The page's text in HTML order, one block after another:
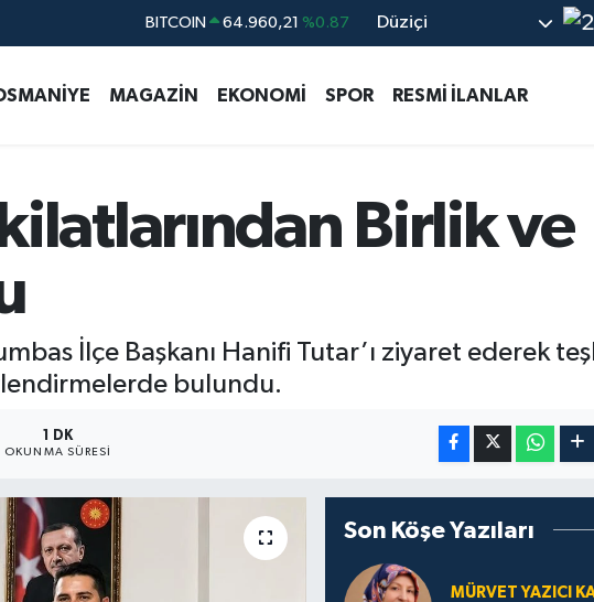
BITCOIN 64.960,21 %0.87
EURO 55,2510 %0.32
BİST100 13.779 %-14
Düziçi
MAGAZİN EKONOMİ SPOR RESMİ İLANLAR
Birlik ve
İlçe Başkanı Hanifi Tutar’ı ziyaret ederek
bulundu.
1 DK
OKUNMA SÜRESI
Son Köşe Yazıları
MÜRVET YAZICI